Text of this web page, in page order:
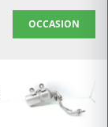
OCCASION